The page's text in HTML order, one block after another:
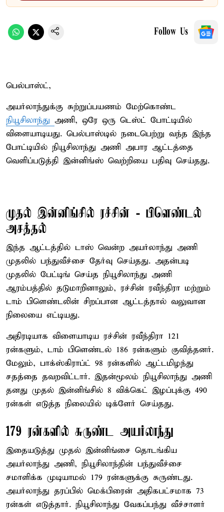
Follow Us
பெல்பாஸ்ட்,
அயர்லாந்துக்கு சுற்றுப்பயணம் மேற்கொண்ட
நியூசிலாந்து அணி, ஒரே ஒரு டெஸ்ட் போட்டியில்
விளையாடியது. பெல்பாஸ்டில் நடைபெற்று வந்த இந்த
போட்டியில் நியூசிலாந்து அணி அபார ஆட்டத்தை
வெளிப்படுத்தி இன்னிங்ஸ் வெற்றியை பதிவு செய்தது.
முதல் இன்னிங்சில் ரச்சின் - பிளெண்டல்
அசத்தல்
இந்த ஆட்டத்தில் டாஸ் வென்ற அயர்லாந்து அணி
முதலில் பந்துவீச்சை தேர்வு செய்தது. அதன்படி
முதலில் பேட்டிங் செய்த நியூசிலாந்து அணி
ஆரம்பத்தில் தடுமாறினாலும், ரச்சின் ரவீந்திரா மற்றும்
டாம் பிளெண்டலின் சிறப்பான ஆட்டத்தால் வலுவான
நிலையை எட்டியது.
அதிரடியாக விளையாடிய ரச்சின் ரவீந்திரா 121
ரன்களும், டாம் பிளெண்டல் 186 ரன்களும் குவித்தனர்.
மேலும், பாக்ஸ்கிராப்ட் 98 ரன்களில் ஆட்டமிழந்து
சதத்தை தவறவிட்டார். இதன்மூலம் நியூசிலாந்து அணி
தனது முதல் இன்னிங்சில் 8 விக்கெட் இழப்புக்கு 490
ரன்கள் எடுத்த நிலையில் டிக்ளேர் செய்தது.
179 ரன்களில் சுருண்ட அயர்லாந்து
இதையடுத்து முதல் இன்னிங்சை தொடங்கிய
அயர்லாந்து அணி, நியூசிலாந்தின் பந்துவீச்சை
சமாளிக்க முடியாமல் 179 ரன்களுக்கு சுருண்டது.
அயர்லாந்து தரப்பில் மெக்பிரைன் அதிகபட்சமாக 73
ரன்கள் எடுத்தார். நியூசிலாந்து வேகப்பந்து வீச்சாளர்